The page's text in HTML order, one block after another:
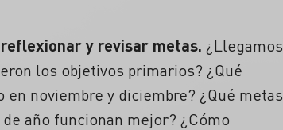
y revisar metas. ¿Llegamos
los objetivos primarios? ¿ Qué
en noviembre y diciembre? ¿Qué metas
año funcionan mejor? ¿Cómo